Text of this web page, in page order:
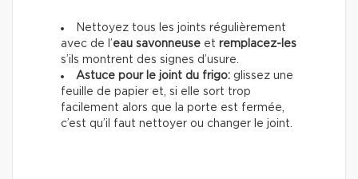
Nettoyez tous les joints régulièrement
avec de l’eau savonneuse et remplacez-les
s’ils montrent des signes d’usure.
Astuce pour le joint du frigo: glissez une
feuille de papier et, si elle sort trop
facilement alors que la porte est fermée,
c’est qu’il faut nettoyer ou changer le joint.